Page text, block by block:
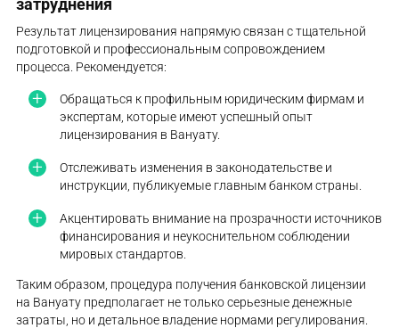
затруднения
Результат лицензирования напрямую связан с тщательной
подготовкой и профессиональным сопровождением
процесса. Рекомендуется:
Обращаться к профильным юридическим фирмам и
экспертам, которые имеют успешный опыт
лицензирования в Вануату.
Отслеживать изменения в законодательстве и
инструкции, публикуемые главным банком страны.
Акцентировать внимание на прозрачности источников
финансирования и неукоснительном соблюдении
мировых стандартов.
Таким образом, процедура получения банковской лицензии
на Вануату предполагает не только серьезные денежные
затраты, но и детальное владение нормами регулирования.